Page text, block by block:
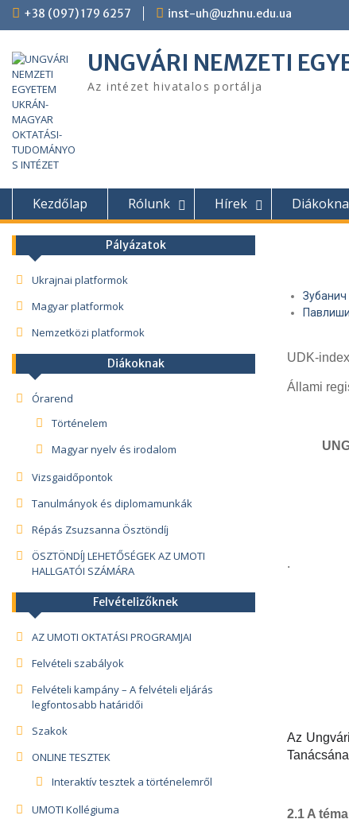
+38 (097) 179 6257 inst-uh@uzhnu.edu.ua
UNGVÁRI NEMZETI
Az intézet hivatalos portálja
Kezdőlap Rólunk Hírek
UDK-index
Állami
.
Az
2.1 A
Pályázatok
Ukrajnai platformok
Magyar platformok
Nemzetközi platformok
Diákoknak
Órarend
Történelem
Magyar nyelv és irodalom
Vizsgaidőpontok
Tanulmányok és diplomamunkák
Répás Zsuzsanna Ösztöndíj
ÖSZTÖNDÍJ LEHETŐSÉGEK AZ UMOTI
HALLGATÓI SZÁMÁRA
Felvételizőknek
AZ UMOTI OKTATÁSI PROGRAMJAI
Felvételi szabályok
Felvételi kampány – A felvételi eljárás
legfontosabb határidői
Szakok
ONLINE TESZTEK
Interaktív tesztek a történelemről
UMOTI Kollégiuma